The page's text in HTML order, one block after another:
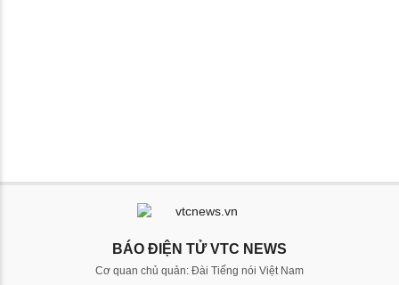
BÁO ĐIỆN TỬ VTC NEWS
Cơ quan chủ quản: Đài Tiếng nói Việt Nam